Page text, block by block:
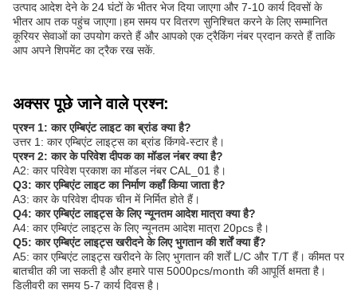
उत्पाद आदेश देने के 24 घंटों के भीतर भेज दिया जाएगा और 7-10 कार्य दिवसों के
भीतर आप तक पहुंच जाएगा।हम समय पर वितरण सुनिश्चित करने के लिए सम्मानित
कूरियर सेवाओं का उपयोग करते हैं और आपको एक ट्रैकिंग नंबर प्रदान करते हैं ताकि
आप अपने शिपमेंट का ट्रैक रख सकें.
अक्सर पूछे जाने वाले प्रश्न:
प्रश्न 1: कार एम्बिएंट लाइट का ब्रांड क्या है?
उत्तर 1: कार एम्बिएंट लाइट्स का ब्रांड किंगवे-स्टार है।
प्रश्न 2: कार के परिवेश दीपक का मॉडल नंबर क्या है?
A2: कार परिवेश प्रकाश का मॉडल नंबर CAL_01 है।
Q3: कार एम्बिएंट लाइट का निर्माण कहाँ किया जाता है?
A3: कार के परिवेश दीपक चीन में निर्मित होते हैं।
Q4: कार एम्बिएंट लाइट्स के लिए न्यूनतम आदेश मात्रा क्या है?
A4: कार एम्बिएंट लाइट्स के लिए न्यूनतम आदेश मात्रा 20pcs है।
Q5: कार एम्बिएंट लाइट्स खरीदने के लिए भुगतान की शर्तें क्या हैं?
A5: कार एम्बिएंट लाइट्स खरीदने के लिए भुगतान की शर्तें L/C और T/T हैं। कीमत पर
बातचीत की जा सकती है और हमारे पास 5000pcs/month की आपूर्ति क्षमता है।
डिलीवरी का समय 5-7 कार्य दिवस है।